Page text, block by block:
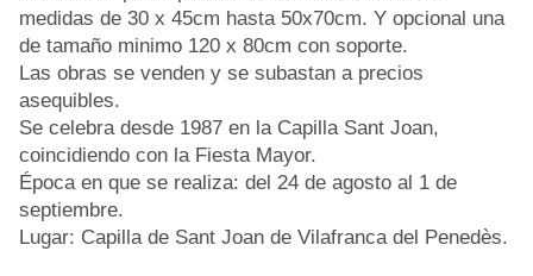
medidas de 30 x 45cm hasta 50x70cm. Y opcional una
de tamaño minimo 120 x 80cm con soporte.
Las obras se venden y se subastan a precios
asequibles.
Se celebra desde 1987 en la Capilla Sant Joan,
coincidiendo con la Fiesta Mayor.
Época en que se realiza: del 24 de agosto al 1 de
septiembre.
Lugar: Capilla de Sant Joan de Vilafranca del Penedès.